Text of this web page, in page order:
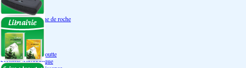
Autres substrats
Fibre Coco
Billes d'argile- Laine de roche
Irrigation
Orchidées
Système NFT
Ultraponie
Système goutte à goutte
Système Aéroponique